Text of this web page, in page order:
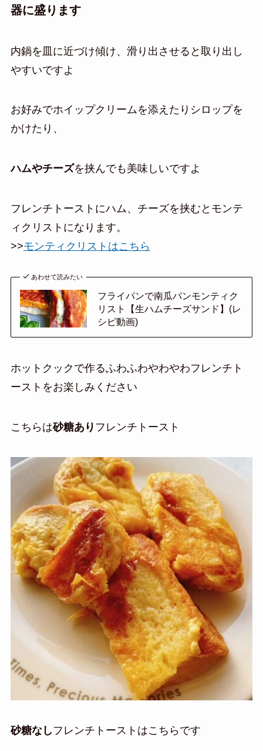
器に盛ります
内鍋を皿に近づけ傾け、滑り出させると取り出し
やすいですよ
お好みでホイップクリームを添えたりシロップを
かけたり、
ハムやチーズを挟んでも美味しいですよ
フレンチトーストにハム、チーズを挟むとモンテ
ィクリストになります。
>>モンティクリストはこちら
あわせて読みたい
フライパンで南瓜パンモンティク
リスト【生ハムチーズサンド】(レ
シピ動画)
ホットクックで作るふわふわやわやわフレンチト
ーストをお楽しみください
こちらは砂糖あり フレンチトースト
砂糖なし フレンチトーストはこちらです